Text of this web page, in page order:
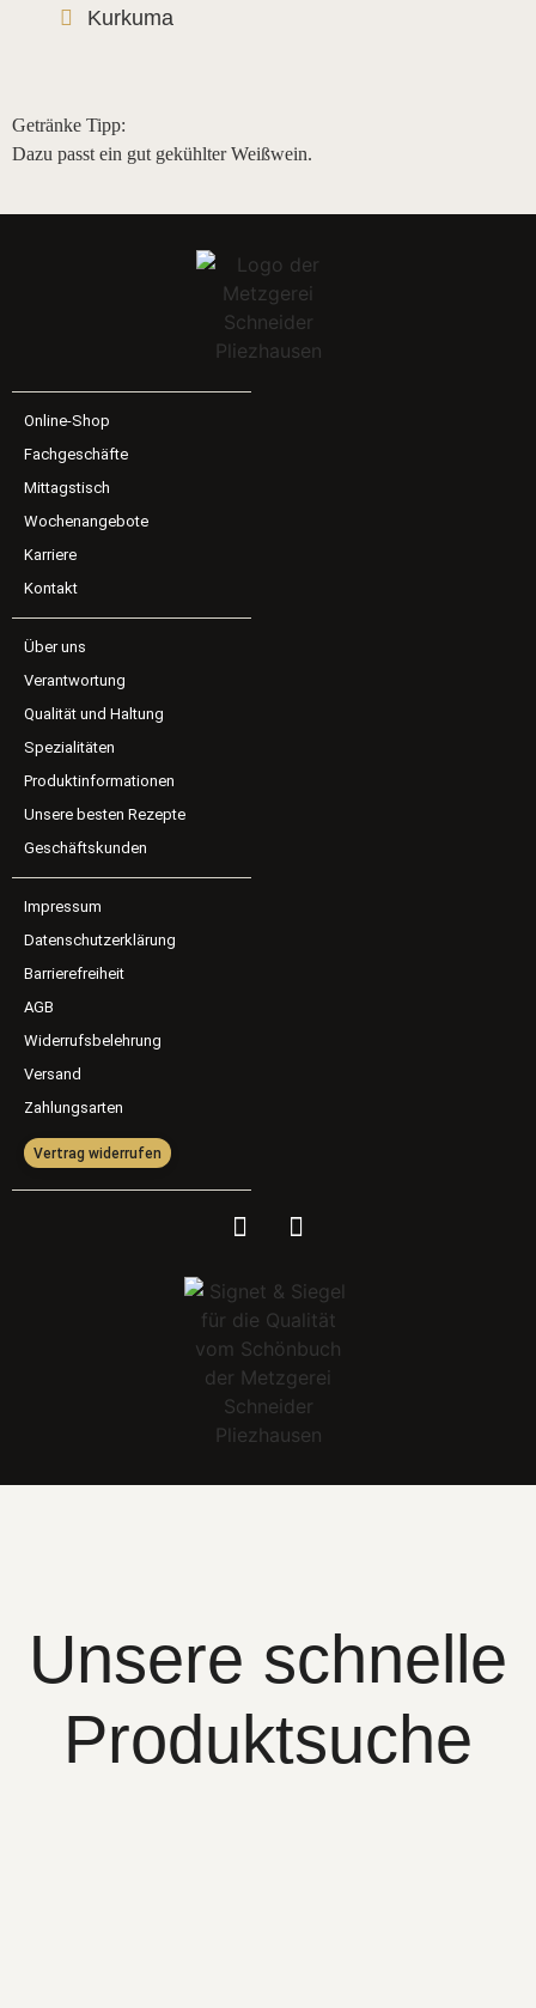
Kurkuma
Getränke Tipp:
Dazu passt ein gut gekühlter Weißwein.
Online-Shop
Fachgeschäfte
Mittagstisch
Wochenangebote
Karriere
Kontakt
Über uns
Verantwortung
Qualität und Haltung
Spezialitäten
Produktinformationen
Unsere besten Rezepte
Geschäftskunden
Impressum
Datenschutzerklärung
Barrierefreiheit
AGB
Widerrufsbelehrung
Versand
Zahlungsarten
Vertrag widerrufen
Unsere schnelle
Produktsuche